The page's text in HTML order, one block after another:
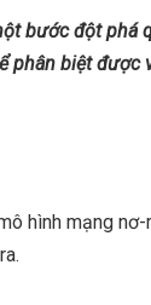
bước đột phá
phân biệt
hình mạng